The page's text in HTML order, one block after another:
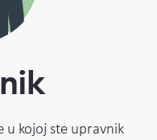
u kojoj ste upravnik